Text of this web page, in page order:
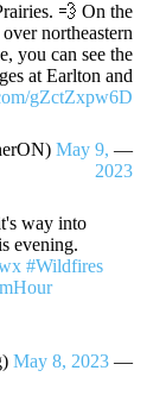
💨 On the
northeastern
you can see the
at Earlton and
gZctZxpw6D
— ECCC Weather Ontario (@ECCCWeatherON)
May 9,
2023
way into
evening.
#Wildfires
— Chris Knox (@ChrisKnoxPhotog)
May 8, 2023